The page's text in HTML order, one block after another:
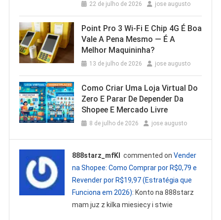
22 de julho de 2026 jose augusto
Point Pro 3 Wi‑Fi E Chip 4G É Boa
Vale A Pena Mesmo — É A
Melhor Maquininha?
13 de julho de 2026 jose augusto
Como Criar Uma Loja Virtual Do
Zero E Parar De Depender Da
Shopee E Mercado Livre
8 de julho de 2026 jose augusto
888starz_mfKl commented onVender
na Shopee: Como Comprar por R$0,79 e
Revender por R$19,97 (Estratégia que
Funciona em 2026): Konto na 888starz
mam juz z kilka miesiecy i stwie